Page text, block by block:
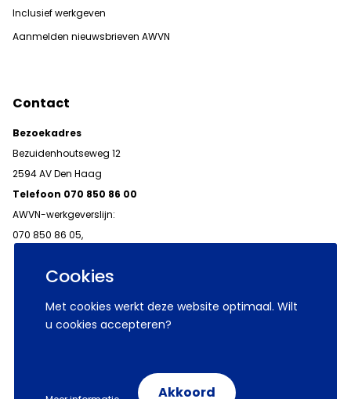
Cookies
Met cookies werkt deze website optimaal. Wilt
u cookies accepteren?
Akkoord
Inclusief werkgeven
Aanmelden nieuwsbrieven AWVN
Contact
Bezoekadres
Bezuidenhoutseweg 12
2594 AV Den Haag
Telefoon 070 850 86 00
AWVN-werkgeverslijn:
070 850 86 05,
© 2026 AWVN